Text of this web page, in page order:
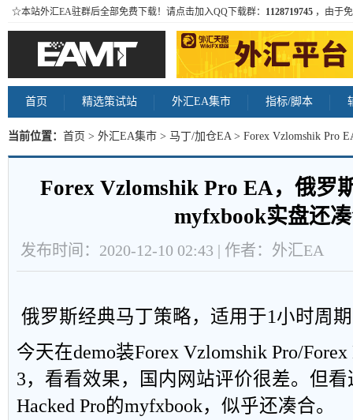
☆本站外汇EA驻群后全部免费下载！请点击加入QQ下载群： 1128719745 ，由于
首页 精选策试站 外汇EA集市 指标/脚本
当前位置： 首页 > 外汇EA集市 > 马丁/加仓EA> Forex Vzlomshik Pro
盘还凑合 内容
Forex Vzlomshik Pro EA，俄罗
myfxbook实盘还
发布时间：2020-12-10 02:43 | 作者：外汇EA
俄罗斯经典马丁策略，适用于1小时周期
今天在demo装Forex Vzlomshik Pro/
3，看看效果，国内网站评价很差。但看
Hacked Pro的myfxbook，似乎还凑合。